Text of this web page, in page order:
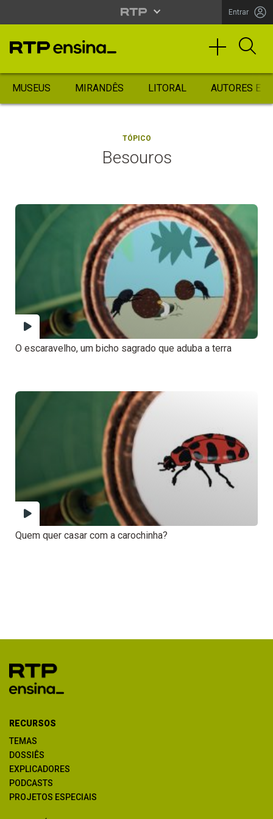
Entrar
MUSEUS MIRANDÊS LITORAL AUTORES
TÓPICO
Besouros
O escaravelho, um bicho sagrado que aduba a terra
Quem quer casar com a carochinha?
RECURSOS
TEMAS
DOSSIÊS
EXPLICADORES
PODCASTS
PROJETOS ESPECIAIS